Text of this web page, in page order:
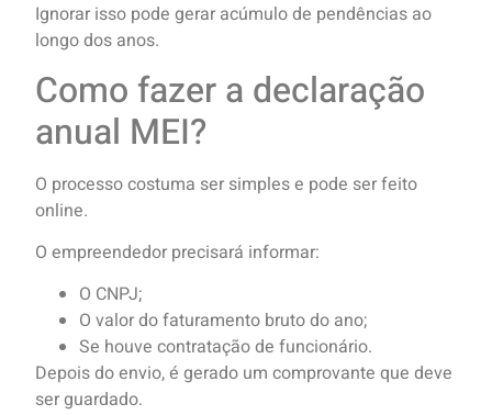
Ignorar isso pode gerar acúmulo de pendências ao
longo dos anos.
Como fazer a declaração
anual MEI?
O processo costuma ser simples e pode ser feito
online.
O empreendedor precisará informar:
O CNPJ;
O valor do faturamento bruto do ano;
Se houve contratação de funcionário.
Depois do envio, é gerado um comprovante que deve
ser guardado.